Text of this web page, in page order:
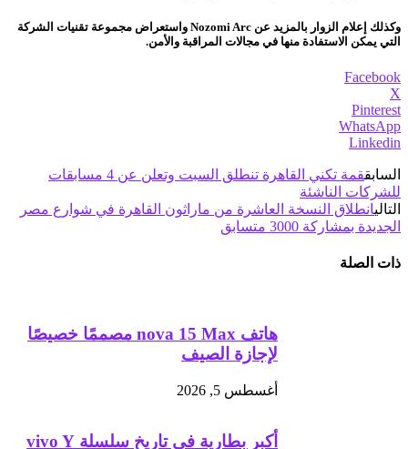
وكذلك إعلام الزوار بالمزيد عن Nozomi Arc واستعراض مجموعة تقنيات الشركة
التي يمكن الاستفادة منها في مجالات المراقبة والأمن.
Facebook
X
Pinterest
WhatsApp
Linkedin
السابق
قمة تكني القاهرة تنطلق السبت وتعلن عن 4 مسابقات
للشركات الناشئة
التاليانطلاق النسخة العاشرة من ماراثون القاهرة في شوارع مصر
الجديدة بمشاركة 3000 متسابق
ذات الصلة
هاتف nova 15 Max مصممًا خصيصًا
لإجازة الصيف
أغسطس 5, 2026
أكبر بطارية في تاريخ سلسلة vivo Y